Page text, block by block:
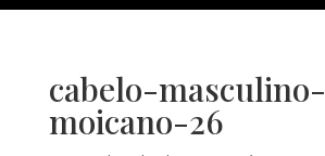
cabelo-masculino-
moicano-26